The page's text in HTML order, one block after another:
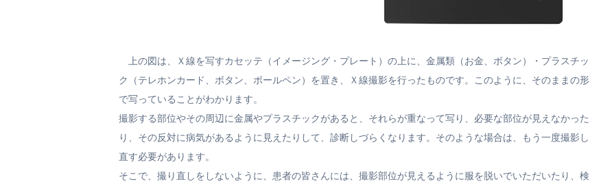
上の図は、Ｘ線を写すカセッテ（イメージング・プレート）の上に、金属類（お金、ボタン）・プラスチッ
ク（テレホンカード、ボタン、ボールペン）を置き、Ｘ線撮影を行ったものです。このように、そのままの形
で写っていることがわかります。
撮影する部位やその周辺に金属やプラスチックがあると、それらが重なって写り、必要な部位が見えなかった
り、その反対に病気があるように見えたりして、診断しづらくなります。そのような場合は、もう一度撮影し
直す必要があります。
そこで、撮り直しをしないように、患者の皆さんには、撮影部位が見えるように服を脱いでいただいたり、検